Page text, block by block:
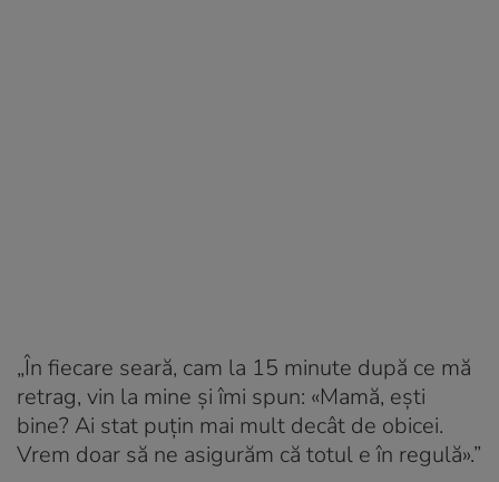
„În fiecare seară, cam la 15 minute după ce mă
retrag, vin la mine și îmi spun: «Mamă, ești
bine? Ai stat puțin mai mult decât de obicei.
Vrem doar să ne asigurăm că totul e în regulă».”